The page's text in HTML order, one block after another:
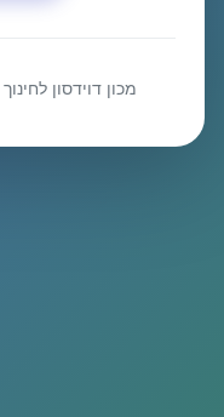
מכון דוידסון